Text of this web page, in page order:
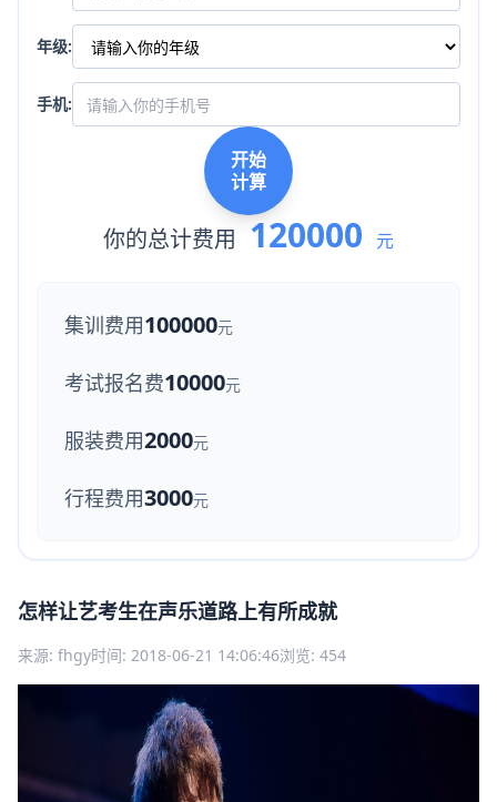
年级:
手机:
开始
计算
你的总计费用 120000 元
集训费用100000元
考试报名费10000元
服装费用2000元
行程费用3000元
怎样让艺考生在声乐道路上有所成就
来源: fhgy时间: 2018-06-21 14:06:46浏览: 454